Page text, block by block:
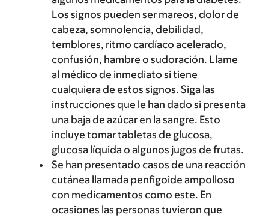
Los signos pueden ser mareos, dolor de
cabeza, somnolencia, debilidad,
temblores, ritmo cardíaco acelerado,
confusión, hambre o sudoración. Llame
al médico de inmediato si tiene
cualquiera de estos signos. Siga las
instrucciones que le han dado si presenta
una baja de azúcar en la sangre. Esto
incluye tomar tabletas de glucosa,
glucosa líquida o algunos jugos de frutas.
Se han presentado casos de una reacción
cutánea llamada penfigoide ampolloso
con medicamentos como este. En
ocasiones las personas tuvieron que